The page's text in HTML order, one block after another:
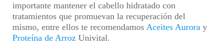
importante mantener el cabello hidratado con
tratamientos que promuevan la recuperación del
mismo, entre ellos te recomendamos Aceites Aurora y
Proteína de Arroz Univital.